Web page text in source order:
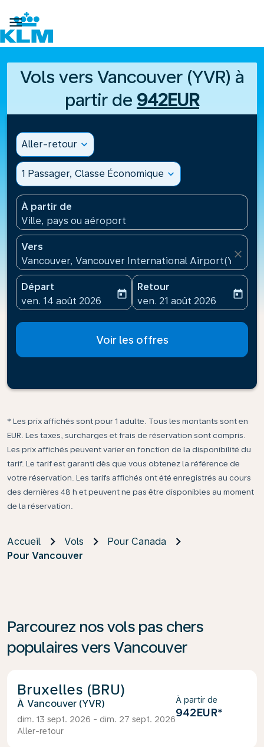

Vols vers Vancouver (YVR) à
partir de 942EUR
Aller-retour expand_more
1 Passager, Classe Économique expand_more
À partir de
Ville, pays ou aéroport
Vers
Vancouver, Vancouver International Airport(YVR),
close
Départ
fc-booking-departure-date-aria-label
ven. 14 août 2026
today
Retour
fc-booking-return-date-
ven. 21 août 2026
today
Voir les offres
* Les prix affichés sont pour 1 adulte. Tous les montants sont en
EUR. Les taxes, surcharges et frais de réservation sont compris.
Les prix affichés peuvent varier en fonction de la disponibilité du
tarif. Le tarif est garanti dès que vous obtenez la référence de
votre réservation. Les tarifs affichés ont été enregistrés au cours
des dernières 48 h et peuvent ne pas être disponibles au moment
de la réservation.
Accueil Vols
Pour Canada
Pour Vancouver
Parcourez nos vols pas chers
populaires vers Vancouver
Bruxelles (BRU)
Vancouver (YVR)
dim. 13 sept. 2026 - dim. 27 sept. 2026
Aller-retour
À partir de
942EUR*